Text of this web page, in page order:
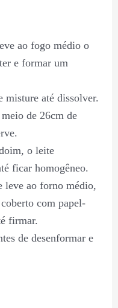
ao fogo médio o
e formar um
misture até dissolver.
de 26cm de
o leite
ficar homogêneo.
leve ao forno médio,
com papel-
firmar.
de desenformar e